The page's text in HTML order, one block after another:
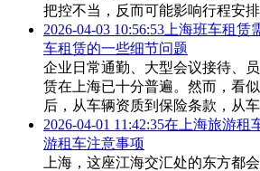
把控不当，反而可能影响行程安
2026-04-03 10:56:53 上海班车租赁
车租赁的一些细节问题
企业日常通勤、大型会议接待、
赁在上海已十分普遍。然而，看
后，从车辆资质到保险条款，从
2026-04-01 11:42:35在上海旅游租
游租车注意事项
上海，这座江海交汇处的东方都